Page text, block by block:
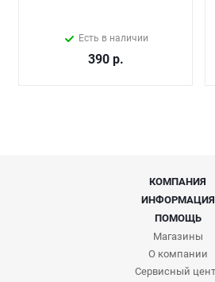
Есть в наличии
390р.
КОМПАНИЯ
ИНФОРМАЦИЯ
ПОМОЩЬ
Магазины
О компании
Сервисный